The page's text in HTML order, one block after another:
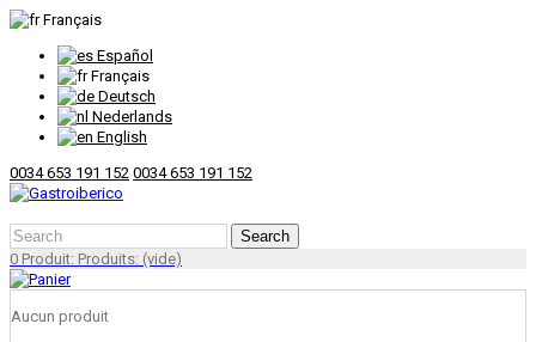
Français
Español
Français
Deutsch
Nederlands
English
0034 653 191 152 0034 653 191 152
Search
0 Produit: Produits: (vide)
Aucun produit